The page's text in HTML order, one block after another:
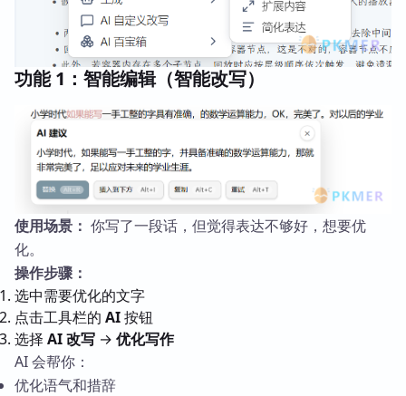
功能 1：智能编辑（智能改写）
使用场景： 你写了一段话，但觉得表达不够好，想要优
化。
操作步骤：
选中需要优化的文字
点击工具栏的 AI按钮
选择 AI 改写 → 优化写作
AI 会帮你：
优化语气和措辞